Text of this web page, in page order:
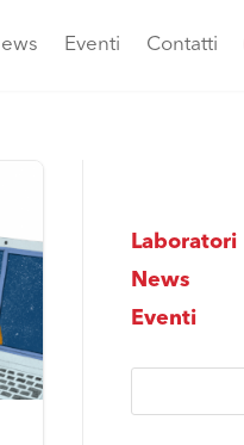
Eventi Contatti
Laboratori
News
Eventi